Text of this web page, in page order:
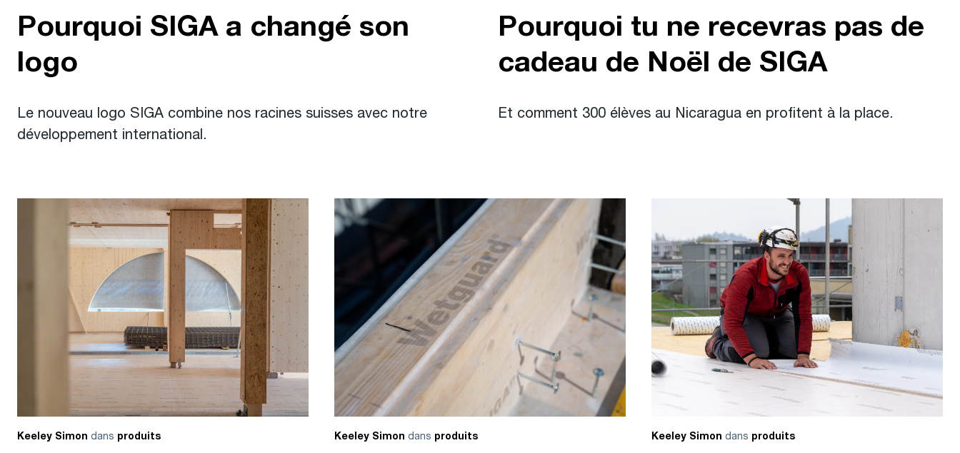
Pourquoi SIGA a changé son
logo
Le nouveau logo SIGA combine nos racines suisses avec notre
développement international.
Pourquoi tu ne recevras pas de
cadeau de Noël de SIGA
Et comment 300 élèves au Nicaragua en profitent à la place.
Keeley Simon dans produits Keeley Simon dans produits Keeley Simon dans produits